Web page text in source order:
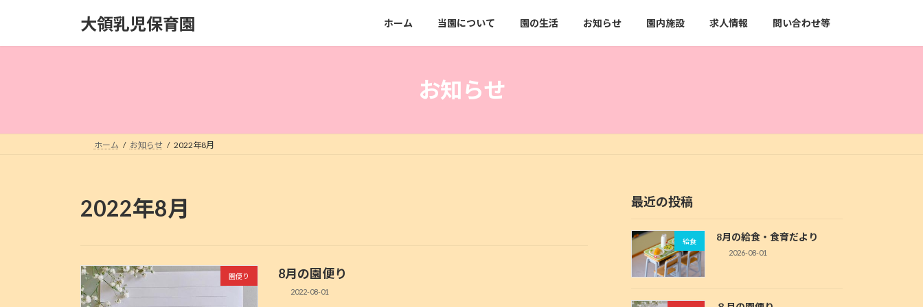
大領乳児保育園 ホーム 当園について 園の生活 お知らせ 園内施設 求人情報 問い合わせ等
お知らせ
ホーム お知らせ 2022年8月
2022年8月
園便り 8月の園便り
2022-08-01
最近の投稿
給食 8月の給食・食育だより
2026-08-01